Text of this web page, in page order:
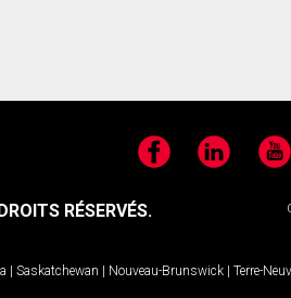
FacebookLinkedIn
RÉSERVÉS.
| Saskatchewan | Nouveau-Brunswick | Terre-